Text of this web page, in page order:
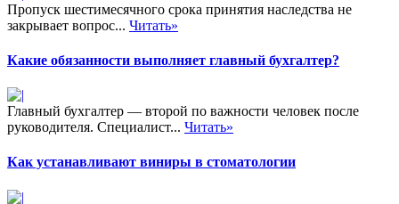
Пропуск шестимесячного срока принятия наследства не
закрывает вопрос... Читать»
Какие обязанности выполняет главный бухгалтер?
Главный бухгалтер — второй по важности человек после
руководителя. Специалист... Читать»
Как устанавливают виниры в стоматологии